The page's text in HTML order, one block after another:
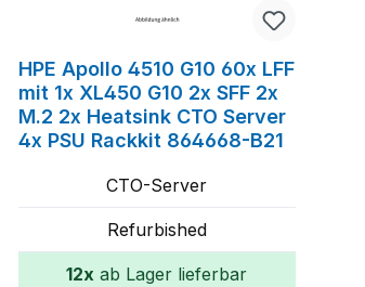
HPE Apollo 4510 G10 60x LFF
mit 1x XL450 G10 2x SFF 2x
M.2 2x Heatsink CTO Server
4x PSU Rackkit 864668-B21
CTO-Server
Refurbished
12x ab Lager lieferbar